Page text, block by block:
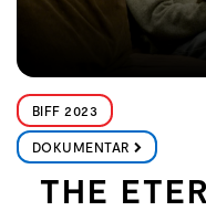
BIFF 2023
DOKUMENTAR
THE